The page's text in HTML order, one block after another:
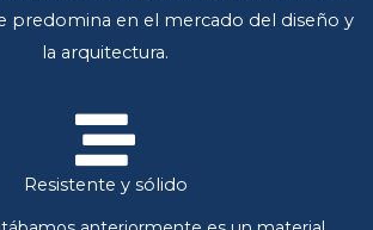
predomina en el mercado del diseño y
la arquitectura.
Resistente y sólido